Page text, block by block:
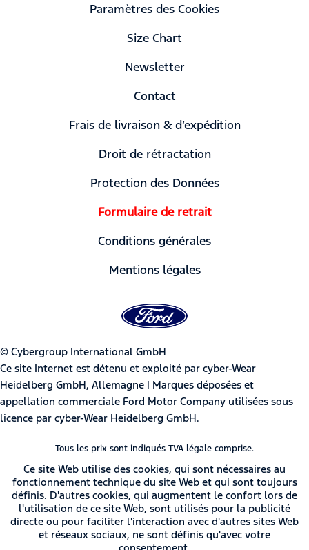
Paramètres des Cookies
Size Chart
Newsletter
Contact
Frais de livraison & d’expédition
Droit de rétractation
Protection des Données
Formulaire de retrait
Conditions générales
Mentions légales
© Cybergroup International GmbH
Ce site Internet est détenu et exploité par cyber-Wear
Heidelberg GmbH, Allemagne | Marques déposées et
appellation commerciale Ford Motor Company utilisées sous
licence par cyber-Wear Heidelberg GmbH.
Tous les prix sont indiqués TVA légale comprise.
Ce site Web utilise des cookies, qui sont nécessaires au
fonctionnement technique du site Web et qui sont toujours
définis. D'autres cookies, qui augmentent le confort lors de
l'utilisation de ce site Web, sont utilisés pour la publicité
directe ou pour faciliter l'interaction avec d'autres sites Web
et réseaux sociaux, ne sont définis qu'avec votre